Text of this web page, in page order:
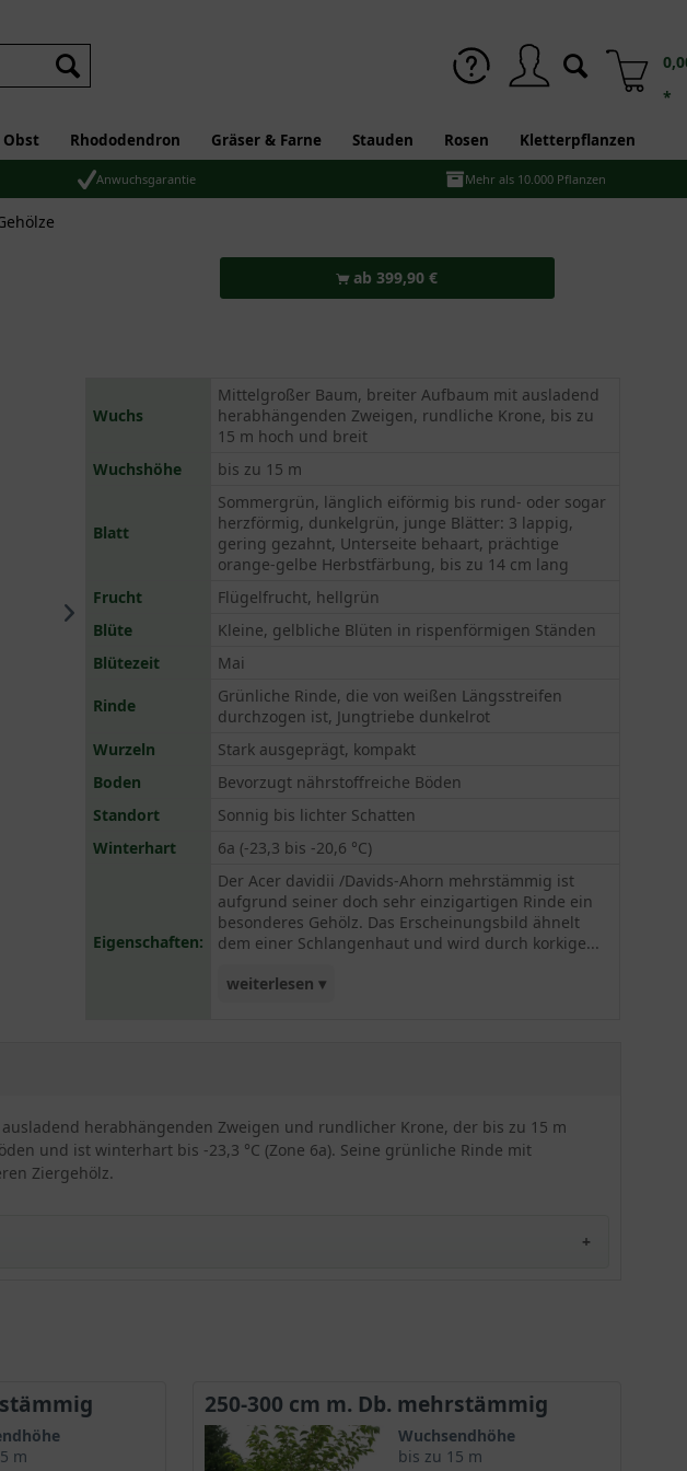
*
Obst Rhododendron Gräser & Farne Stauden Rosen Kletterpflanzen
Anwuchsgarantie Mehr als 10.000 Pflanzen
ab 399,90 €
Wuchs
Mittelgroßer Baum, breiter Aufbaum mit ausladend
herabhängenden Zweigen, rundliche Krone, bis zu
15 m hoch und breit
Wuchshöhe
bis zu 15 m
Blatt
Sommergrün, länglich eiförmig bis rund- oder sogar
herzförmig, dunkelgrün, junge Blätter: 3 lappig,
gering gezahnt, Unterseite behaart, prächtige
orange-gelbe Herbstfärbung, bis zu 14 cm lang
Frucht
Flügelfrucht, hellgrün
Blüte
Kleine, gelbliche Blüten in rispenförmigen Ständen
Blütezeit
Mai
Rinde
Grünliche Rinde, die von weißen Längsstreifen
durchzogen ist, Jungtriebe dunkelrot
Wurzeln
Stark ausgeprägt, kompakt
Boden
Bevorzugt nährstoffreiche Böden
Standort
Sonnig bis lichter Schatten
Winterhart
6a (-23,3 bis -20,6 °C)
Eigenschaften:
Der Acer davidii /Davids-Ahorn mehrstämmig ist
aufgrund seiner doch sehr einzigartigen Rinde ein
besonderes Gehölz. Das Erscheinungsbild ähnelt
dem einer Schlangenhaut und wird durch korkige...
weiterlesen ▾
herabhängenden Zweigen und rundlicher Krone, der bis zu 15 m
und ist winterhart bis -23,3 °C (Zone 6a). Seine grünliche Rinde mit
Ziergehölz.
Acer davidii verdankt seinen Namen seinem Entdecker, dem baskischen
er weitestgehend unbekannt und nur selten anzutreffen.
m
250-300 cm m. Db. mehrstämmig
Wuchsendhöhe
bis zu 15 m